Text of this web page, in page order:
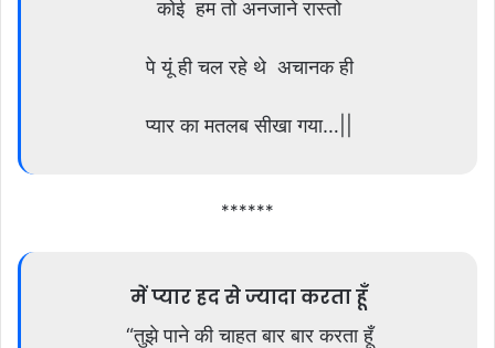
कोई हम तो अनजाने रास्तो
पे यूं ही चल रहे थे अचानक ही
प्यार का मतलब सीखा गया…||
******
में प्यार हद से ज्यादा करता हूँ
“तुझे पाने की चाहत बार बार करता हूँ